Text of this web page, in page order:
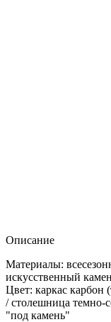
Описание
Материалы:
искусственный
Цвет: каркас
/ столешница темно-
"под камень"